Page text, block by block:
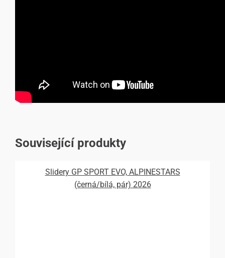
Související produkty
Slidery GP SPORT EVO, ALPINESTARS
(černá/bílá, pár) 2026